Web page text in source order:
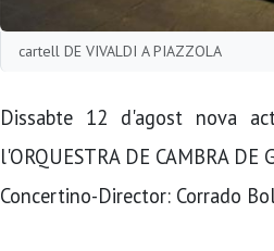
cartell DE VIVALDI A PIAZZOLA
Dissabte 12 d'agost nova
l'ORQUESTRA DE CAMBRA DE
Concertino-Director: Corrado